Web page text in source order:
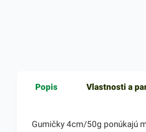
Popis Vlastnosti a
Gumičky 4cm/50g ponúkajú